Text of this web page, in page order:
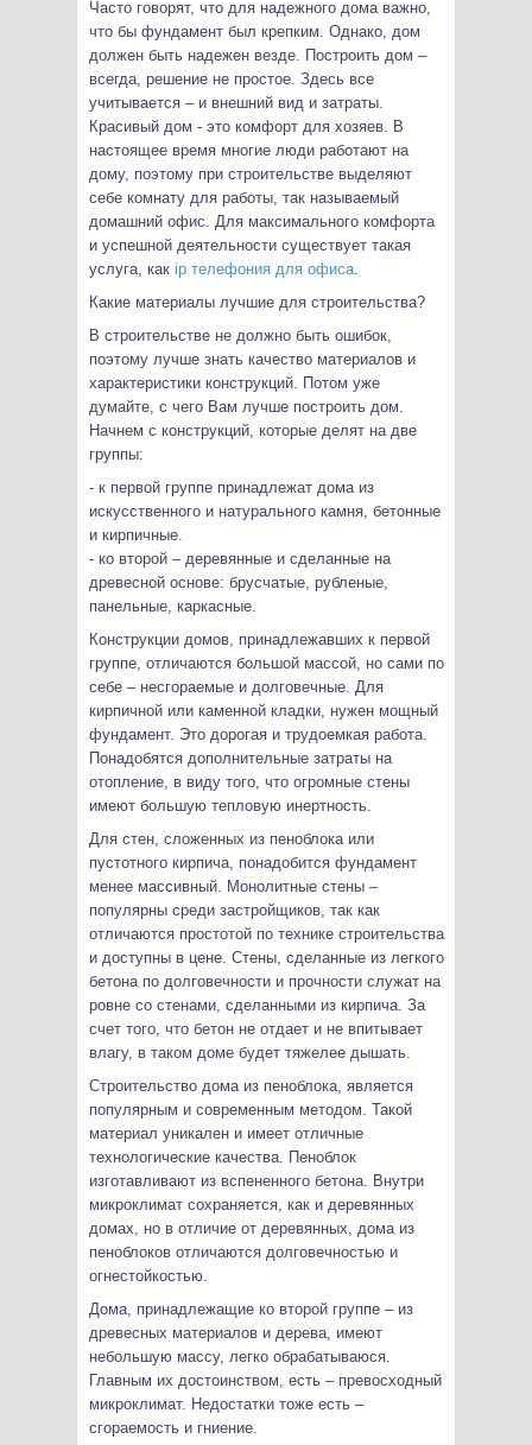
Часто говорят, что для надежного дома важно,
что бы фундамент был крепким. Однако, дом
должен быть надежен везде. Построить дом –
всегда, решение не простое. Здесь все
учитывается – и внешний вид и затраты.
Красивый дом - это комфорт для хозяев. В
настоящее время многие люди работают на
дому, поэтому при строительстве выделяют
себе комнату для работы, так называемый
домашний офис. Для максимального комфорта
и успешной деятельности существует такая
услуга, как ip телефония для офиса.
Какие материалы лучшие для строительства?
В строительстве не должно быть ошибок,
поэтому лучше знать качество материалов и
характеристики конструкций. Потом уже
думайте, с чего Вам лучше построить дом.
Начнем с конструкций, которые делят на две
группы:
- к первой группе принадлежат дома из
искусственного и натурального камня, бетонные
и кирпичные.
- ко второй – деревянные и сделанные на
древесной основе: брусчатые, рубленые,
панельные, каркасные.
Конструкции домов, принадлежавших к первой
группе, отличаются большой массой, но сами по
себе – несгораемые и долговечные. Для
кирпичной или каменной кладки, нужен мощный
фундамент. Это дорогая и трудоемкая работа.
Понадобятся дополнительные затраты на
отопление, в виду того, что огромные стены
имеют большую тепловую инертность.
Для стен, сложенных из пеноблока или
пустотного кирпича, понадобится фундамент
менее массивный. Монолитные стены –
популярны среди застройщиков, так как
отличаются простотой по технике строительства
и доступны в цене. Стены, сделанные из легкого
бетона по долговечности и прочности служат на
ровне со стенами, сделанными из кирпича. За
счет того, что бетон не отдает и не впитывает
влагу, в таком доме будет тяжелее дышать.
Строительство дома из пеноблока, является
популярным и современным методом. Такой
материал уникален и имеет отличные
технологические качества. Пеноблок
изготавливают из вспененного бетона. Внутри
микроклимат сохраняется, как и деревянных
домах, но в отличие от деревянных, дома из
пеноблоков отличаются долговечностью и
огнестойкостью.
Дома, принадлежащие ко второй группе – из
древесных материалов и дерева, имеют
небольшую массу, легко обрабатываюся.
Главным их достоинством, есть – превосходный
микроклимат. Недостатки тоже есть –
сгораемость и гниение.